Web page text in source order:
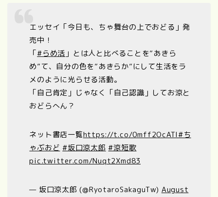
エッセイ「今日も、ちゃ舞台の上でおどる」発
売中！
「#らめ活 」とは人と比べることを”あきら
め”て、自分の色を”あきらか”にして生活をラ
メのように光らせる活動。
「自己肯定」じゃなく「自己認識」してお涼と
おどらへん？
ネット書店一覧https://t.co/0mff2OcATl#ち
ゃぶおど #坂口涼太郎 #涼短歌
pic.twitter.com/Nuqt2Xmd83
— 坂口涼太郎 (@RyotaroSakaguTw) August